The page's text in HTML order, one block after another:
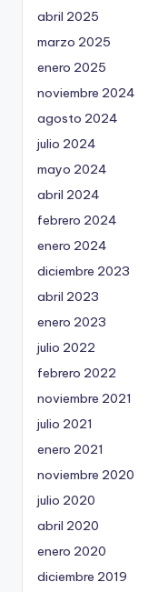
abril 2025
marzo 2025
enero 2025
noviembre 2024
agosto 2024
julio 2024
mayo 2024
abril 2024
febrero 2024
enero 2024
diciembre 2023
abril 2023
enero 2023
julio 2022
febrero 2022
noviembre 2021
julio 2021
enero 2021
noviembre 2020
julio 2020
abril 2020
enero 2020
diciembre 2019